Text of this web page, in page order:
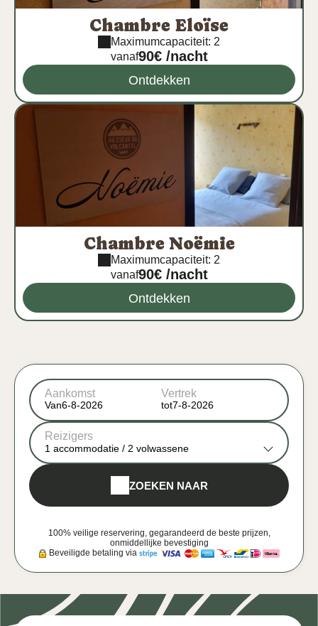
Chambre Eloïse
Maximumcapaciteit: 2
vanaf90€ /nacht
Ontdekken
Chambre Noëmie
Maximumcapaciteit: 2
vanaf90€ /nacht
Ontdekken
Aankomst
Van
Vertrek
tot
Reizigers
1 accommodatie / 2 volwassene
ZOEKEN NAAR
100% veilige reservering, gegarandeerd de beste prijzen,
onmiddellijke bevestiging
Beveiligde betaling via